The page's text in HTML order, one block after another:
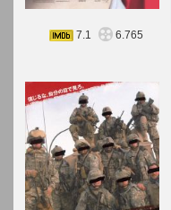
7.1
6.765